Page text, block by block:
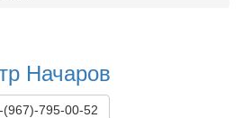
Начаров
(967)-795-00-52